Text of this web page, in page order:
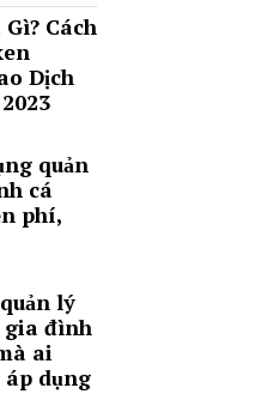
Cách
Dịch
quản
cá
phí,
lý
đình
ai
áp dụng